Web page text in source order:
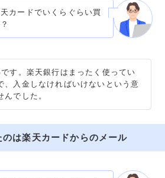
カードでいくらぐらい買
す。楽天銀行はまったく使ってい
、入金しなければいけないという意
んでした。
は楽天カードからのメール